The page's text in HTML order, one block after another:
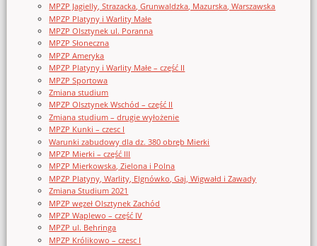
MPZP Jagielly, Strazacka, Grunwaldzka, Mazurska, Warszawska
MPZP Platyny i Warlity Małe
MPZP Olsztynek ul. Poranna
MPZP Słoneczna
MPZP Ameryka
MPZP Platyny i Warlity Małe – część II
MPZP Sportowa
Zmiana studium
MPZP Olsztynek Wschód – część II
Zmiana studium – drugie wyłożenie
MPZP Kunki – czesc I
Warunki zabudowy dla dz. 380 obręb Mierki
MPZP Mierki – część III
MPZP Mierkowska, Zielona i Polna
MPZP Platyny, Warlity, Elgnówko, Gaj, Wigwałd i Zawady
Zmiana Studium 2021
MPZP węzeł Olsztynek Zachód
MPZP Waplewo – część IV
MPZP ul. Behringa
MPZP Królikowo – czesc I